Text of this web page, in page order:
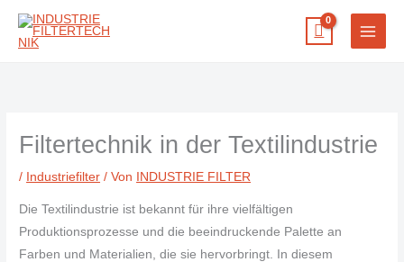
Zum
Filtertechnik in der Textilindustrie
/ Industriefilter / Von INDUSTRIE FILTER
Die Textilindustrie ist bekannt für ihre vielfältigen
Produktionsprozesse und die beeindruckende Palette an
Farben und Materialien, die sie hervorbringt. In diesem